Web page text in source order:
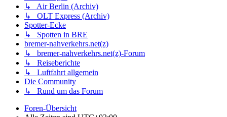
↳ Air Berlin (Archiv)
↳ OLT Express (Archiv)
Spotter-Ecke
↳ Spotten in BRE
bremer-nahverkehrs.net(z)
↳ bremer-nahverkehrs.net(z)-Forum
↳ Reiseberichte
↳ Luftfahrt allgemein
Die Community
↳ Rund um das Forum
Foren-Übersicht